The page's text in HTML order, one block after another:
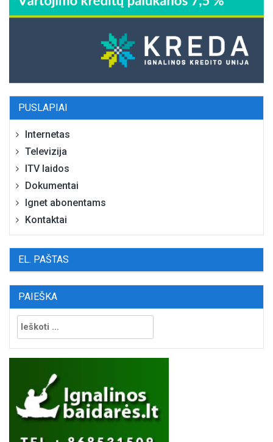
PUSLAPIAI
Internetas
Televizija
ITV laidos
Dokumentai
Ignet abonentams
Kontaktai
EL. PAŠTAS
PAIEŠKA
Ieškoti: